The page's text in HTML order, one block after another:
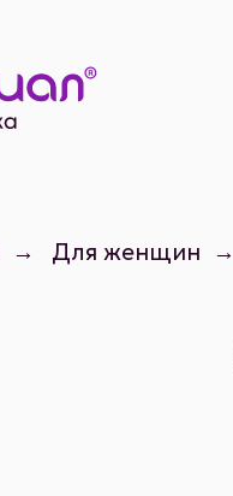
→ Для женщин →